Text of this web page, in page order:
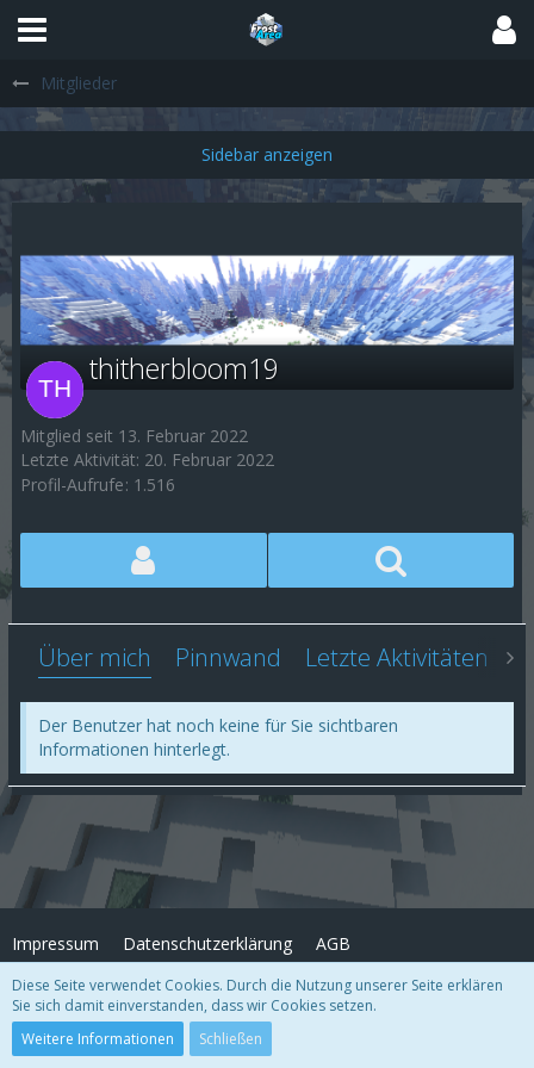
Mitglieder
thitherbloom19
Mitglied seit 13. Februar 2022
Letzte Aktivität: 20. Februar 2022
Profil-Aufrufe 1.516
Über mich Pinnwand Letzte Aktivitäten
Der Benutzer hat noch keine für Sie sichtbaren
Informationen hinterlegt.
Impressum Datenschutzerklärung AGB
Copyright© FrostArea.net2026
Community-Software:
Diese Seite verwendet Cookies. Durch die Nutzung unserer Seite erklären
Sie sich damit einverstanden, dass wir Cookies setzen.
Weitere Informationen
Schließen